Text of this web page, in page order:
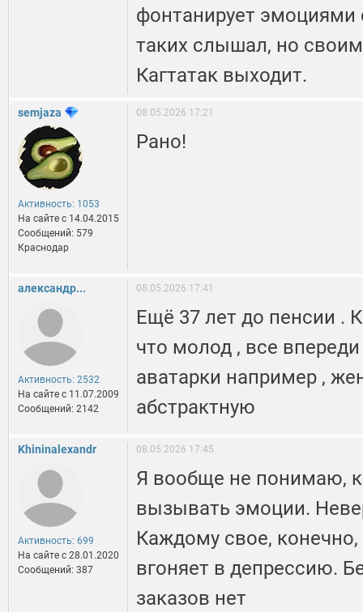
фонтанирует эмоциями
таких слышал, но
Кагтатак выходит.
semjaza
Активность: 1053
На сайте c 14.04.2015
Сообщений: 579
Краснодар
08.05.2026 17:21
Рано!
александр...
Активность: 2532
На сайте c 11.07.2009
Сообщений: 2142
08.05.2026 17:41
Ещё 37 лет до пенсии .
что молод , все
аватарки например ,
абстрактную
Khininalexandr
Активность: 699
На сайте c 28.01.2020
Сообщений: 387
08.05.2026 17:45
Я вообще не понимаю,
вызывать эмоции.
Каждому свое,
вгоняет в депрессию.
заказов нет